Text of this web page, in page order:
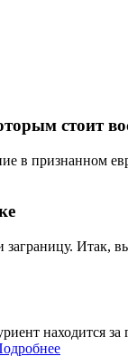
стоит
в признанном
заграницу.